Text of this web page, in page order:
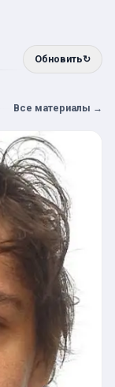
Обновить↻
Все материалы →